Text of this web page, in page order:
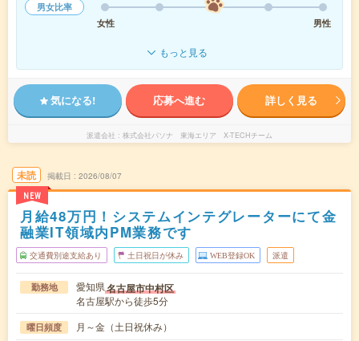
男女比率
女性
男性
もっと見る
気になる! 応募へ進む 詳しく見る
派遣会社 株式会社パソナ 東海エリア X-TECHチーム
未読
NEW
掲載日 2026/08/07
月給48万円！システムインテグレーターにて金
融業IT領域内PM業務です
交通費別途支給あり 土日祝日が休み WEB登録OK 派遣
勤務地 愛知県名古屋市中村区
名古屋駅から徒歩5分
曜日頻度 月～金（土日祝休み）